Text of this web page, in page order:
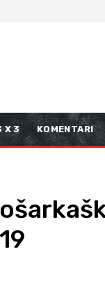
X 3 KOMENTARI